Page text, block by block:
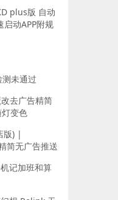
plus版 自动
启动APP附规
未通过
去广告精简
变色
版) |
简无广告推送
记加班和算